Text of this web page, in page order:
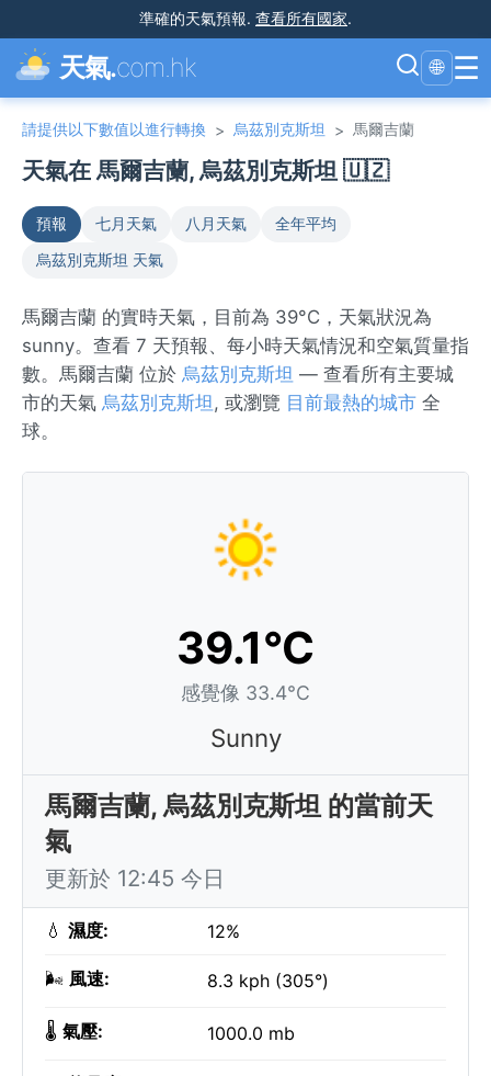
準確的天氣預報. 查看所有國家.
天氣.com.hk 🌐 ☰
請提供以下數值以進行轉換 > 烏茲別克斯坦 > 馬爾吉蘭
天氣在 馬爾吉蘭, 烏茲別克斯坦 🇺🇿
預報 七月天氣 八月天氣
全年平均
烏茲別克斯坦 天氣
馬爾吉蘭 的實時天氣，目前為 39°C，天氣狀況為
sunny。查看 7 天預報、每小時天氣情況和空氣質量指
數。馬爾吉蘭 位於 烏茲別克斯坦 — 查看所有主要城
市的天氣 烏茲別克斯坦, 或瀏覽 目前最熱的城市 全
球。
39.1°C
感覺像 33.4°C
Sunny
馬爾吉蘭, 烏茲別克斯坦 的當前天
氣
更新於 12:45 今日
💧 濕度: 12%
🌬️ 風速: 8.3 kph (305°)
🌡️ 氣壓: 1000.0 mb